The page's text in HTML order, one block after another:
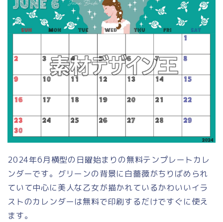
2024年6月横型の日曜始まりの無料テンプレートカレ
ンダーです。グリーンの背景に白薔薇がちりばめられ
ていて中心に美人な乙女が描かれているかわいいイラ
ストのカレンダーは無料で印刷するだけですぐに使え
ます。